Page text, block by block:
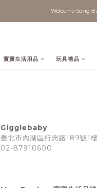
Welcome Song
寶寶生活用品 玩具禮品
Gigglebaby
臺北市內湖區行忠路189號1樓
02-87910600